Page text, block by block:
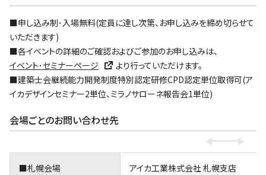
■申し込み制･入場無料(定員に達し次第、お申し込みを締め切らせて
いただきます)
■各イベントの詳細のご確認およびご参加のお申し込みは、
イベント･セミナーページ
より行っていただけます。
■建築士会継続能力開発制度特別認定研修CPD認定単位取得可(ア
イカデザインセミナー2単位、ミラノサローネ報告会1単位)
会場ごとのお問い合わせ先
■札幌会場 アイカ工業株式会社 札幌支店